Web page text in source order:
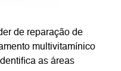
de reparação de
multivitamínico
as áreas